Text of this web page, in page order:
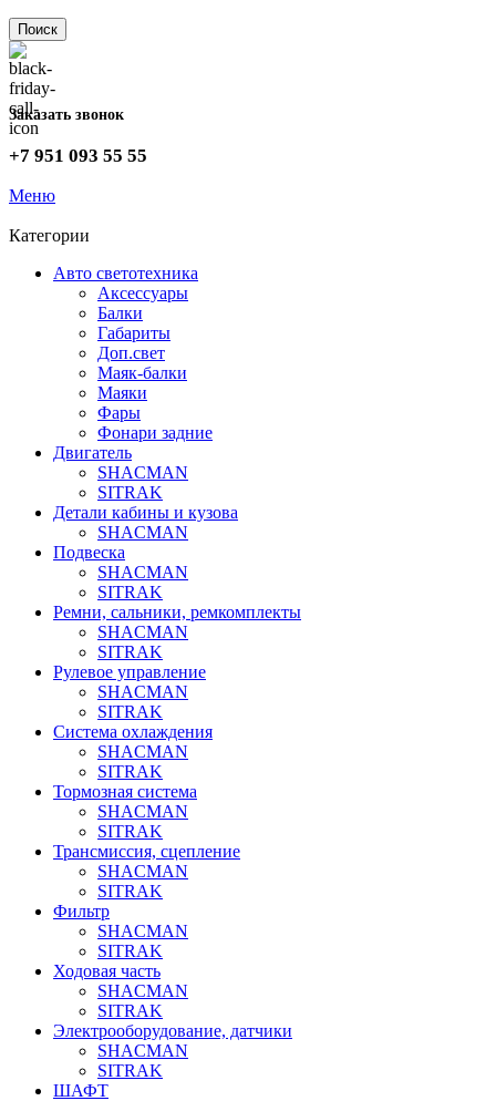
Поиск
Заказать звонок
+7 951 093 55 55
Меню
Категории
Авто светотехника
Аксессуары
Балки
Габариты
Доп.свет
Маяк-балки
Маяки
Фары
Фонари задние
Двигатель
SHACMAN
SITRAK
Детали кабины и кузова
SHACMAN
Подвеска
SHACMAN
SITRAK
Ремни, сальники, ремкомплекты
SHACMAN
SITRAK
Рулевое управление
SHACMAN
SITRAK
Система охлаждения
SHACMAN
SITRAK
Тормозная система
SHACMAN
SITRAK
Трансмиссия, сцепление
SHACMAN
SITRAK
Фильтр
SHACMAN
SITRAK
Ходовая часть
SHACMAN
SITRAK
Электрооборудование, датчики
SHACMAN
SITRAK
ШАФТ